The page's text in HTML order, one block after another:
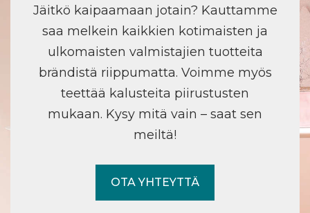
Jäitkö kaipaamaan jotain? Kauttamme
saa melkein kaikkien kotimaisten ja
ulkomaisten valmistajien tuotteita
brändistä riippumatta. Voimme myös
teettää kalusteita piirustusten
mukaan. Kysy mitä vain – saat sen
meiltä!
OTA YHTEYTTÄ